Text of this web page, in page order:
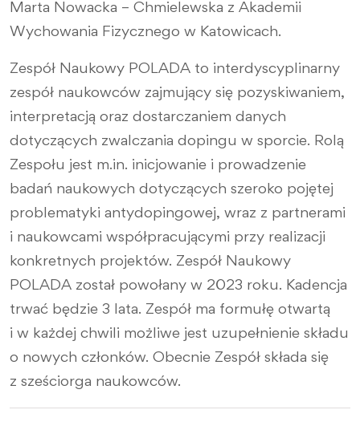
Marta Nowacka – Chmielewska z Akademii
Wychowania Fizycznego w Katowicach.
Zespół Naukowy POLADA to interdyscyplinarny
zespół naukowców zajmujący się pozyskiwaniem,
interpretacją oraz dostarczaniem danych
dotyczących zwalczania dopingu w sporcie. Rolą
Zespołu jest m.in. inicjowanie i prowadzenie
badań naukowych dotyczących szeroko pojętej
problematyki antydopingowej, wraz z partnerami
i naukowcami współpracującymi przy realizacji
konkretnych projektów. Zespół Naukowy
POLADA został powołany w 2023 roku. Kadencja
trwać będzie 3 lata. Zespół ma formułę otwartą
i w każdej chwili możliwe jest uzupełnienie składu
o nowych członków. Obecnie Zespół składa się
z sześciorga naukowców.